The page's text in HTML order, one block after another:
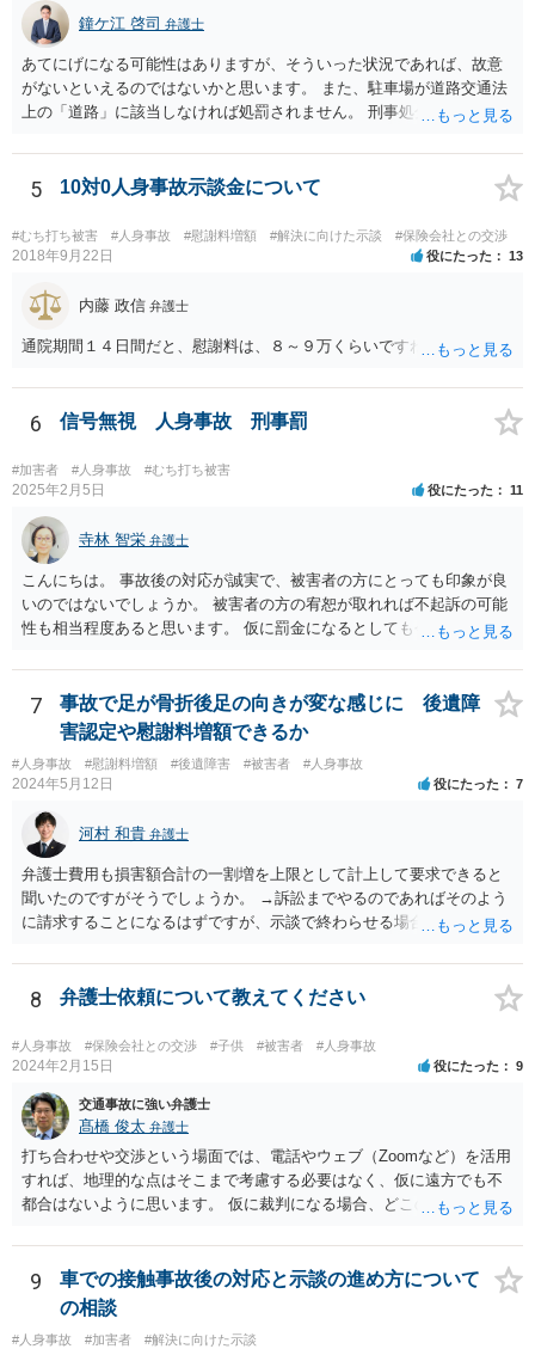
鐘ケ江 啓司 弁護士
あてにげになる可能性はありますが、そういった状況であれば、故意
がないといえるのではないかと思います。 また、駐車場が道路交通法
上の「道路」に該当しなければ処罰されません。 刑事処分がなされる
るその他の場所）」にあたるかが重要です。 駐車場が「道路」にあた
るかは難しい問題で、私が経験した事例でも、コインパーキングで警
は「道路」にあたらないとして不起訴処分にしたものがあります（検
察官に意見書を出しました）。コンビニやスーパーの駐車場では「道
所」とは、道路法に規定する道路及び道路運送法に規定する自動車道
れています。 この判断にあたっては、「道路の体裁の有無」、「客
道路交通法解説（１８訂版）』（東京法令出版、２０２０年１１月）
5 10対0人身事故示談金について
#むち打ち被害 #人身事故 #慰謝料増額 #解決に向けた示談 #保険会社との交渉
2018年9月22日 役にたった 13
内藤 政信 弁護士
通院期間１４日間だと、慰謝料は、８～９万くらいですね。
6 信号無視 人身事故 刑事罰
#加害者 #人身事故 #むち打ち被害
2025年2月5日 役にたった 11
寺林 智栄 弁護士
こんにちは。 事故後の対応が誠実で、被害者の方にとっても印象が良
いのではないでしょうか。 被害者の方の宥恕が取れれば不起訴の可能
性も相当程度あると思います。 仮に罰金になるとしても今回は略式の
ょう。 参考になれば幸いです。
7
事故で足が骨折後足の向きが変な感じに 後遺障
害認定や慰謝料増額できるか
#人身事故 #慰謝料増額 #後遺障害 #被害者 #人身事故
2024年5月12日 役にたった 7
河村 和貴 弁護士
弁護士費用も損害額合計の一割増を上限として計上して要求できると
聞いたのですがそうでしょうか。 →訴訟までやるのであればそのよう
に請求することになるはずですが、示談で終わらせる場合には、そこ
ならほとんど充足できるか多くが返ってくるイメージなので頼むのも
いいかなと思うのですが。 →LAC基準でもそうかもしれませんし、交
います。費用面も含めて、弁護士さんを検討してみるとよいかもしれ
ませんね。 かなり具体的な話も多くなっているので、法律事務所に問
い合わせてみるとよいと思います。
8 弁護士依頼について教えてください
#人身事故 #保険会社との交渉 #子供 #被害者 #人身事故
2024年2月15日 役にたった 9
交通事故に強い弁護士
髙橋 俊太 弁護士
打ち合わせや交渉という場面では、電話やウェブ（Zoomなど）を活用
すれば、地理的な点はそこまで考慮する必要はなく、仮に遠方でも不
都合はないように思います。 仮に裁判になる場合、どこの裁判所にな
りが考えられますので、そのあたりは念のために考慮に入れた方がよ
いように思いますが、争点が複雑な事案でない場合には、多くの場
合、交渉を経て示談で終了するので、裁判にまで発展しないのが通常
9
車での接触事故後の対応と示談の進め方について
の相談
#人身事故 #加害者 #解決に向けた示談